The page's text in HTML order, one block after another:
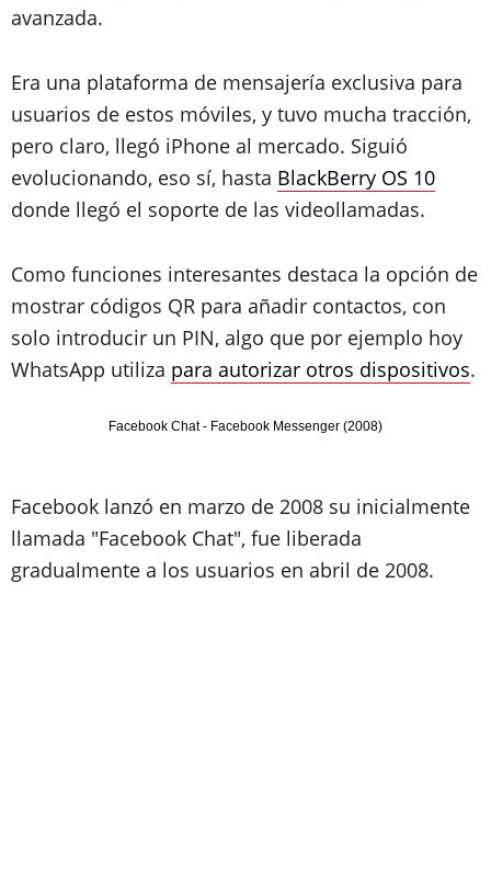
avanzada.
Era una plataforma de mensajería exclusiva para
usuarios de estos móviles, y tuvo mucha tracción,
pero claro, llegó iPhone al mercado. Siguió
evolucionando, eso sí, hasta BlackBerry OS 10
donde llegó el soporte de las videollamadas.
Como funciones interesantes destaca la opción de
mostrar códigos QR para añadir contactos, con
solo introducir un PIN, algo que por ejemplo hoy
WhatsApp utiliza para autorizar otros dispositivos.
Facebook Chat - Facebook Messenger (2008)
Facebook lanzó en marzo de 2008 su inicialmente
llamada "Facebook Chat", fue liberada
gradualmente a los usuarios en abril de 2008.